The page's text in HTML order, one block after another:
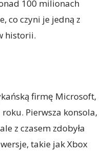
100 milionach
co czyni je jedną z
historii.
firmę Microsoft,
Pierwsza konsola,
z czasem zdobyła
takie jak Xbox